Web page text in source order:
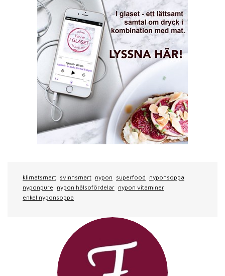
klimatsmart svinnsmart nypon superfood nyponsoppa
nyponpure nypon hälsofördelar nypon vitaminer
enkel nyponsoppa